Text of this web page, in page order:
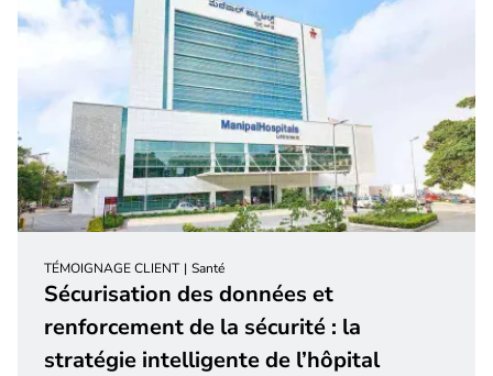
TÉMOIGNAGE CLIENT Santé
Sécurisation des données et
renforcement de la sécurité : la
stratégie intelligente de l’hôpital